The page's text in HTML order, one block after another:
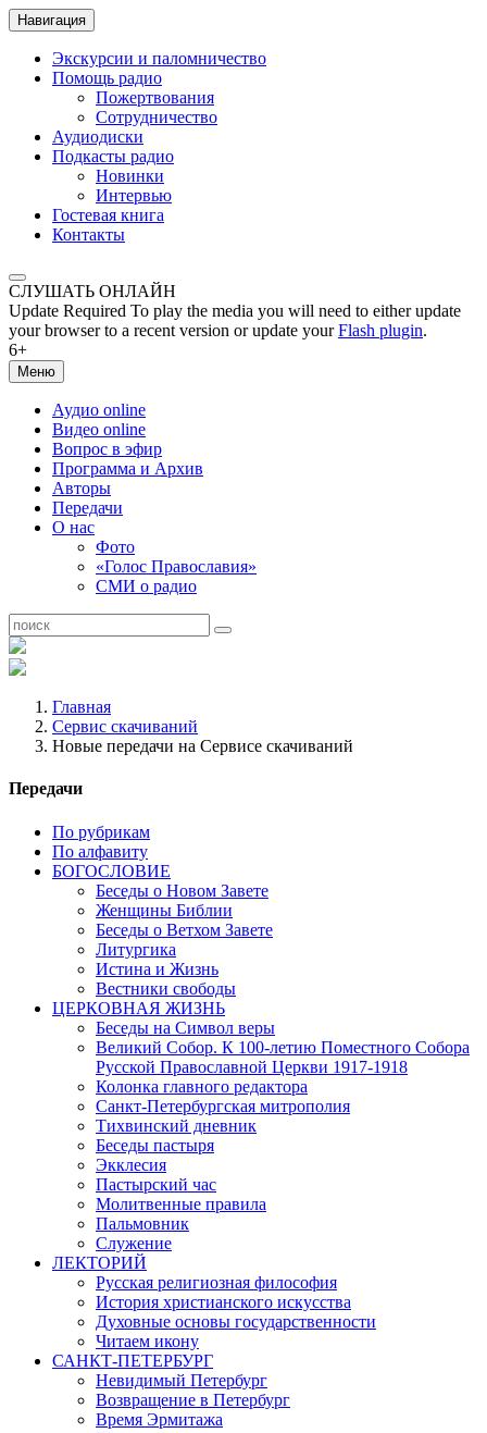
Навигация
Экскурсии и паломничество
Помощь радио
Пожертвования
Сотрудничество
Аудиодиски
Подкасты радио
Новинки
Интервью
Гостевая книга
Контакты
СЛУШАТЬ ОНЛАЙН
Update Required To play the media you will need to either update
your browser to a recent version or update yourFlash plugin.
6+
Меню
Аудио online
Видео online
Вопрос в эфир
Программа и Архив
Авторы
Передачи
О нас
Фото
«Голос Православия»
СМИ о радио
Главная
Сервис скачиваний
Новые передачи на Сервисе скачиваний
Передачи
По рубрикам
По алфавиту
БОГОСЛОВИЕ
Беседы о Новом Завете
Женщины Библии
Беседы о Ветхом Завете
Литургика
Истина и Жизнь
Вестники свободы
ЦЕРКОВНАЯ ЖИЗНЬ
Беседы на Символ веры
Великий Собор. К 100-летию Поместного Собора
Русской Православной Церкви 1917-1918
Колонка главного редактора
Санкт-Петербургская митрополия
Тихвинский дневник
Беседы пастыря
Экклесия
Пастырский час
Молитвенные правила
Пальмовник
Служение
ЛЕКТОРИЙ
Русская религиозная философия
История христианского искусства
Духовные основы государственности
Читаем икону
САНКТ-ПЕТЕРБУРГ
Невидимый Петербург
Возвращение в Петербург
Время Эрмитажа